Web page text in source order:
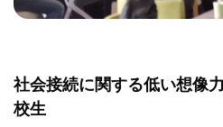
社会接続に関する低い想像
校生